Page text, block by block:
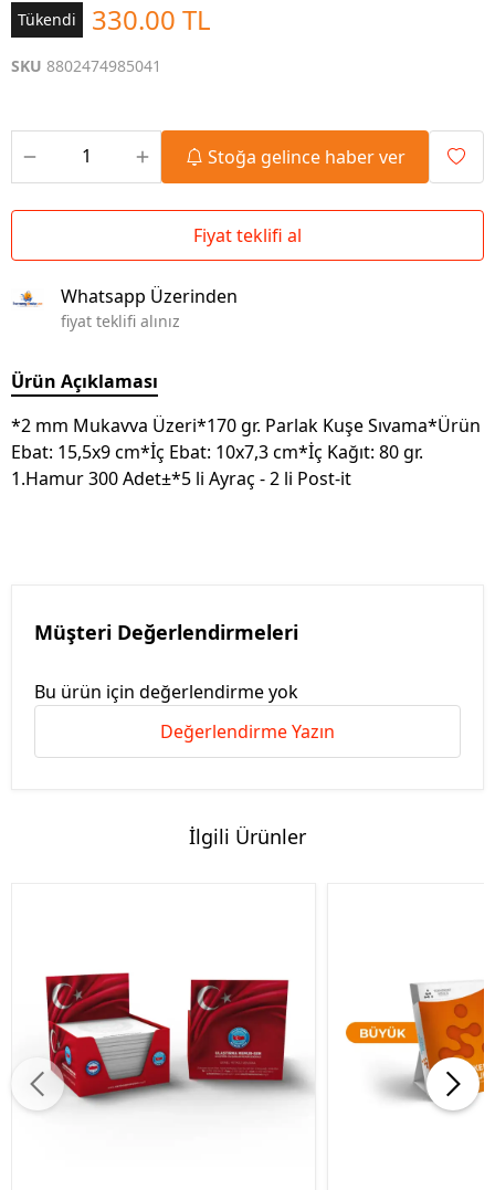
Tükendi 330.00 TL
SKU 8802474985041
Stoğa gelince haber ver
Fiyat teklifi al
Whatsapp Üzerinden
fiyat teklifi alınız
Ürün Açıklaması
*2 mm Mukavva Üzeri*170 gr. Parlak Kuşe Sıvama*Ürün
Ebat: 15,5x9 cm*İç Ebat: 10x7,3 cm*İç Kağıt: 80 gr.
1.Hamur 300 Adet±*5 li Ayraç - 2 li Post-it
Müşteri Değerlendirmeleri
Bu ürün için değerlendirme yok
Değerlendirme Yazın
İlgili Ürünler